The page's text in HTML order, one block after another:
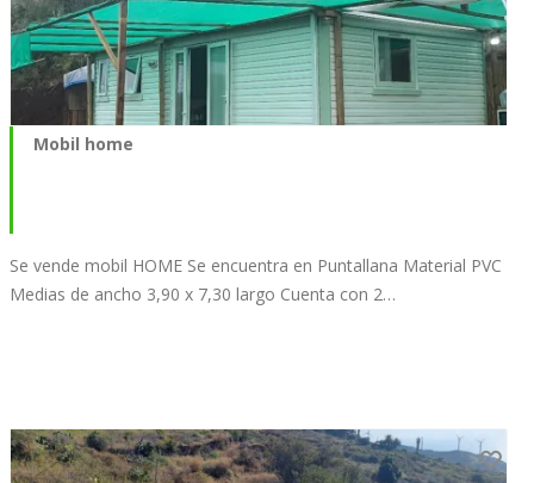
Mobil home
Se vende mobil HOME Se encuentra en Puntallana Material PVC
Medias de ancho 3,90 x 7,30 largo Cuenta con 2…